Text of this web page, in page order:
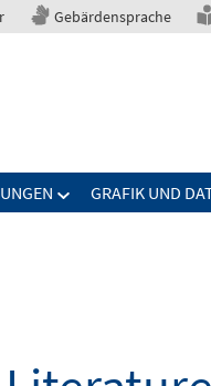
Gebärdensprache
GRAFIK UND